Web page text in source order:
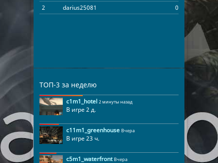
2
darius25081 0 00:03:53
ТОП-3 за неделю
c1m1_hotel 2 минуты назад
В игре 2 д.
c11m1_greenhouse Вчера
В игре 23 ч.
c5m1_waterfront Вчера